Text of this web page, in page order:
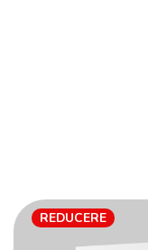
REDUCERE